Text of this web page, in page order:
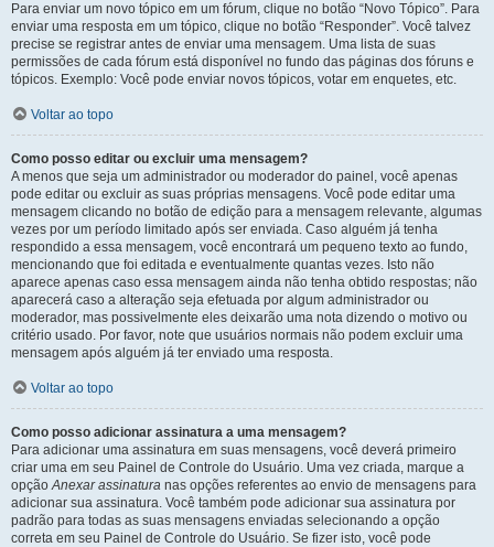
Para enviar um novo tópico em um fórum, clique no botão “Novo Tópico”. Para
enviar uma resposta em um tópico, clique no botão “Responder”. Você talvez
precise se registrar antes de enviar uma mensagem. Uma lista de suas
permissões de cada fórum está disponível no fundo das páginas dos fóruns e
tópicos. Exemplo: Você pode enviar novos tópicos, votar em enquetes, etc.
Voltar ao topo
Como posso editar ou excluir uma mensagem?
A menos que seja um administrador ou moderador do painel, você apenas
pode editar ou excluir as suas próprias mensagens. Você pode editar uma
mensagem clicando no botão de edição para a mensagem relevante, algumas
vezes por um período limitado após ser enviada. Caso alguém já tenha
respondido a essa mensagem, você encontrará um pequeno texto ao fundo,
mencionando que foi editada e eventualmente quantas vezes. Isto não
aparece apenas caso essa mensagem ainda não tenha obtido respostas; não
aparecerá caso a alteração seja efetuada por algum administrador ou
moderador, mas possivelmente eles deixarão uma nota dizendo o motivo ou
critério usado. Por favor, note que usuários normais não podem excluir uma
mensagem após alguém já ter enviado uma resposta.
Voltar ao topo
Como posso adicionar assinatura a uma mensagem?
Para adicionar uma assinatura em suas mensagens, você deverá primeiro
criar uma em seu Painel de Controle do Usuário. Uma vez criada, marque a
opçãoAnexar assinatura nas opções referentes ao envio de mensagens para
adicionar sua assinatura. Você também pode adicionar sua assinatura por
padrão para todas as suas mensagens enviadas selecionando a opção
correta em seu Painel de Controle do Usuário. Se fizer isto, você pode